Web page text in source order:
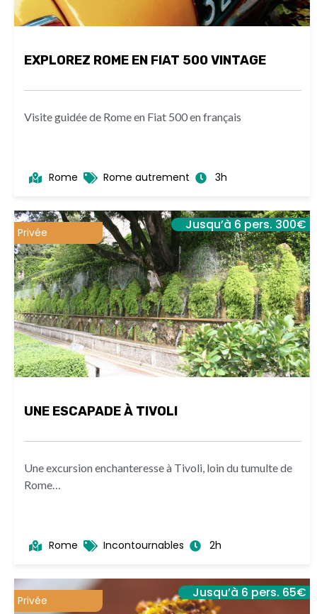
EXPLOREZ ROME EN FIAT 500 VINTAGE
Visite guidée de Rome en Fiat 500 en français
Rome Rome autrement 3h
Jusqu’à 6 pers. 300€
Privée
UNE ESCAPADE À TIVOLI
Une excursion enchanteresse à Tivoli, loin du tumulte de
Rome…
Rome Incontournables 2h
Jusqu’à 6 pers. 65€
Privée